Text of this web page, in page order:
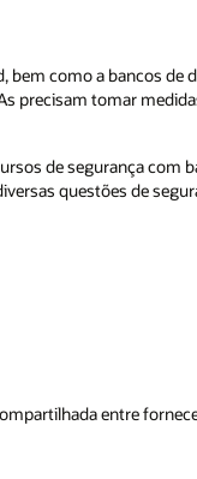
bem como a bancos de
precisam tomar
de segurança com
questões de
entre